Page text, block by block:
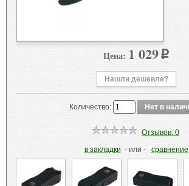
Цена: 1 029 p
Нашли дешевле?
Количество:
Отзывов: 0
в закладки - или - сравнение